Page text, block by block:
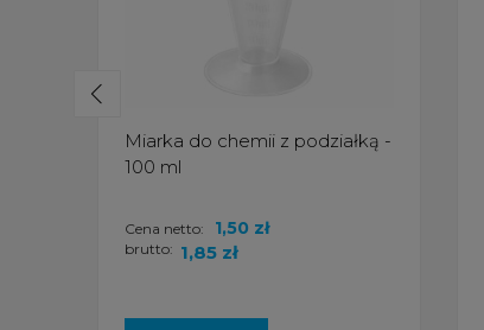
Miarka do chemii z podziałką -
100 ml
brutto: 1,85 zł
Cena netto: 1,50 zł